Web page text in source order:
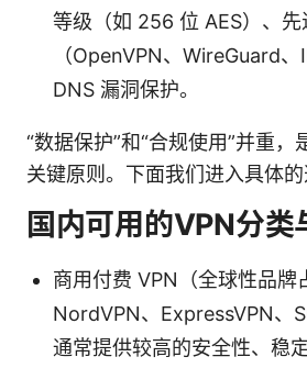
等级（如 256 位 AES）、先
（OpenVPN、WireGuard
DNS 漏洞保护。
“数据保护”和“合规使用”并重，
关键原则。下面我们进入具体的
国内可用的VPN分类
商用付费 VPN（全球性品牌
NordVPN、ExpressVPN、
通常提供较高的安全性、稳